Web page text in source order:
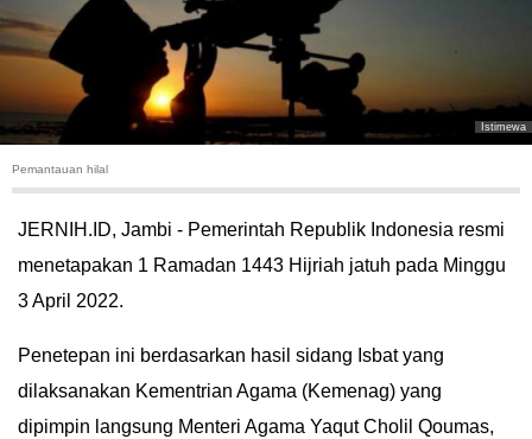
HUKUM
KRIMINAL
KHAZANAH
TEKNOLOGI
OLAHRAGA
Istimewa
Pemantauan hilal
JERNIH.ID, Jambi - Pemerintah Republik Indonesia resmi
menetapakan 1 Ramadan 1443 Hijriah jatuh pada Minggu
3 April 2022.
Penetepan ini berdasarkan hasil sidang Isbat yang
dilaksanakan Kementrian Agama (Kemenag) yang
dipimpin langsung Menteri Agama Yaqut Cholil Qoumas,